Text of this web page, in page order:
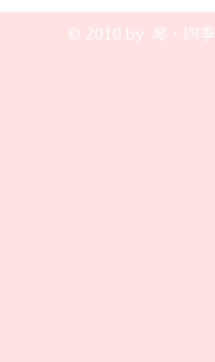
© 2010 by 琴・四